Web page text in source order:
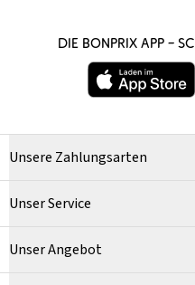
DIE BONPRIX APP –
Unsere Zahlungsarten
Unser Service
Unser Angebot